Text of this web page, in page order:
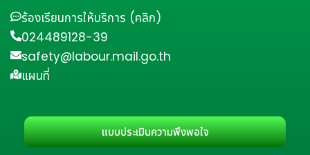
ร้องเรียนการให้บริการ (คลิก)
024489128-39
safety@labour.mail.go.th
แผนที่
แบบประเมินความพึงพอใจ